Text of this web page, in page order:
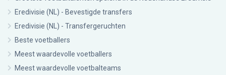
Eredivisie (NL) - Bevestigde transfers
Eredivisie (NL) - Transfergeruchten
Beste voetballers
Meest waardevolle voetballers
Meest waardevolle voetbalteams